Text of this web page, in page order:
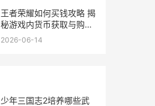
王者荣耀如何买钱攻略 揭
秘游戏内货币获取与购买
全流程
2026-06-14
少年三国志2培养哪些武